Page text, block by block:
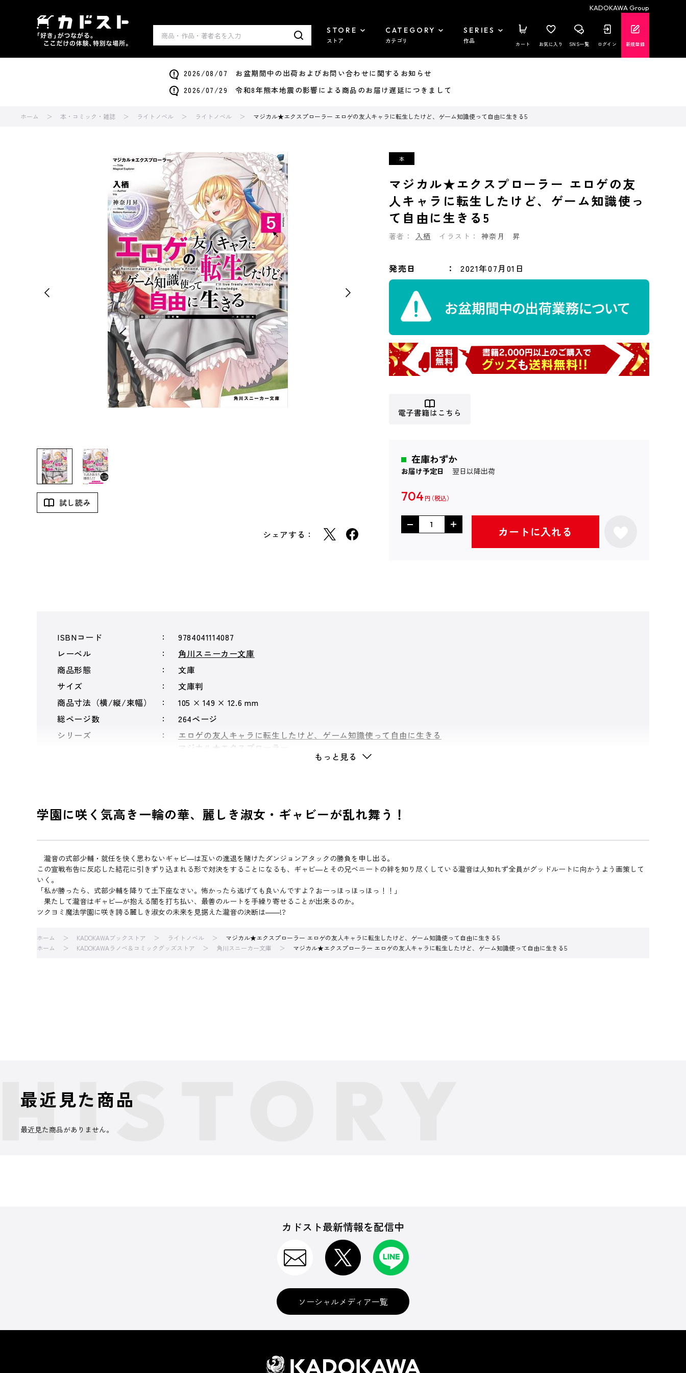
KADOKAWA Group
STORE
ストア
CATEGORY
カテゴリ
SERIES
作品 カート お気に入り SNS一覧 ログイン 新規登録
2026/08/07 お盆期間中の出荷およびお問い合わせに関するお知らせ
2026/07/29 令和8年熊本地震の影響による商品のお届け遅延につきまして
ホーム 本・コミック・雑誌 ライトノベル ライトノベル マジカル★エクスプローラー エロゲの友人キャラに転生したけど、ゲーム知識使って自由に生きる5
試し読み
シェアする：
マジカル★エクスプローラー エロゲの友
人キャラに転生したけど、ゲーム知識使っ
て自由に生きる5
著者： 入栖 イラスト： 神奈月 昇
発売日 2021年07月01日
電子書籍はこちら
在庫わずか
お届け予定日 翌日以降出荷
704 円
カートに入れる
ISBNコード
9784041114087
レーベル
角川スニーカー文庫
商品形態
文庫
サイズ
文庫判
商品寸法（横/縦/束幅）
105 × 149 × 12.6 mm
総ページ数
264ページ
シリーズ
エロゲの友人キャラに転生したけど、ゲーム知識使って自由に生きる
マジカル★エクスプローラー
もっと見る
学園に咲く気高き一輪の華、麗しき淑女・ギャビーが乱れ舞う！
瀧音の式部少輔・就任を快く思わないギャビ―は互いの進退を賭けたダンジョンアタックの勝負を申し出る。
この宣戦布告に反応した結花に引きずり込まれる形で対決をすることになるも、ギャビ―とその兄ベニートの絆を知り尽くしている瀧音は人知れず全員がグッドルートに向かうよう画策して
いく。
「私が勝ったら、式部少輔を降りて土下座なさい。怖かったら逃げても良いんですよ？おーっほっほっほっ！！」
果たして瀧音はギャビ―が抱える闇を打ち払い、最善のルートを手繰り寄せることが出来るのか。
ツクヨミ魔法学園に咲き誇る麗しき淑女の未来を見据えた瀧音の決断は――!?
ホーム KADOKAWAブックストア ライトノベル
マジカル★エクスプローラー エロゲの友人キャラに転生したけど、ゲーム知識使って自由に生きる5
ホーム
KADOKAWAラノベ＆コミックグッズストア 角川スニーカー文庫 マジカル★エクスプローラー エロゲの友人キャラに転生したけど、ゲーム知識使って自由に生きる5
最近見た商品
最近見た商品がありません。
カドスト最新情報を配信中
ソーシャルメディア一覧